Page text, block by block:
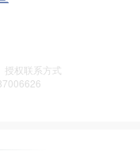
授权联系方式